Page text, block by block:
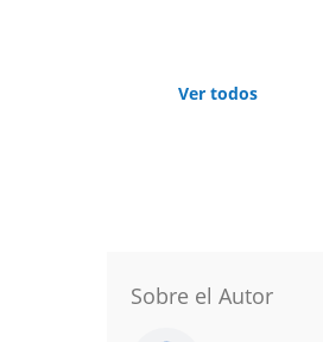
Ver todos
Sobre el Autor